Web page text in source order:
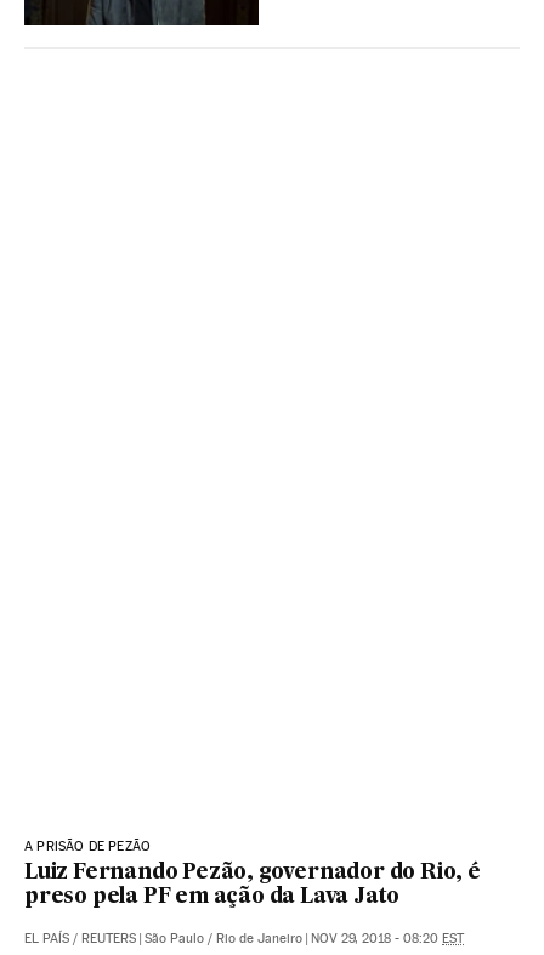
A PRISÃO DE PEZÃO
Luiz Fernando Pezão, governador do Rio, é
preso pela PF em ação da Lava Jato
EL PAÍS / REUTERS | São Paulo / Rio de Janeiro | NOV 29, 2018 - 08:20 EST